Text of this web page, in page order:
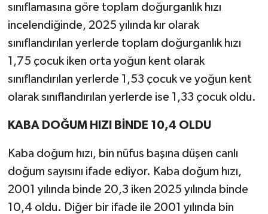
sınıflamasına göre toplam doğurganlık hızı
incelendiğinde, 2025 yılında kır olarak
sınıflandırılan yerlerde toplam doğurganlık hızı
1,75 çocuk iken orta yoğun kent olarak
sınıflandırılan yerlerde 1,53 çocuk ve yoğun kent
olarak sınıflandırılan yerlerde ise 1,33 çocuk oldu.
KABA DOĞUM HIZI BİNDE 10,4 OLDU
Kaba doğum hızı, bin nüfus başına düşen canlı
doğum sayısını ifade ediyor. Kaba doğum hızı,
2001 yılında binde 20,3 iken 2025 yılında binde
10,4 oldu. Diğer bir ifade ile 2001 yılında bin